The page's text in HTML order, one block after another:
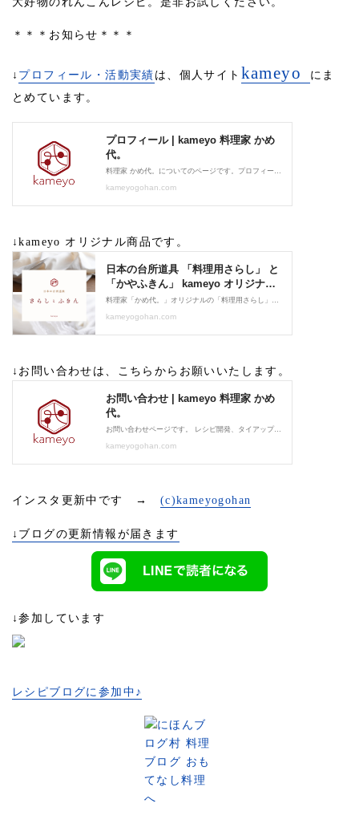
＊＊＊お知らせ＊＊＊
↓ プロフィール・活動実績 は、個人サイト kameyo
にま
とめています。
↓kameyo オリジナル商品です。
↓お問い合わせは、こちらからお願いいたします。
インスタ更新中です → (c)kameyogohan
↓ブログの更新情報が届きます
↓参加しています
レシピブログに参加中♪